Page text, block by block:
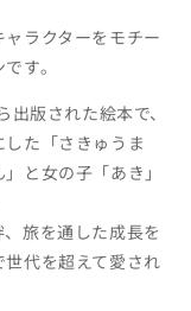
ャラクターをモチー
す。
版された絵本で、
た「さきゅうま
と女の子「あき」
旅を通した成長を
代を超えて愛され